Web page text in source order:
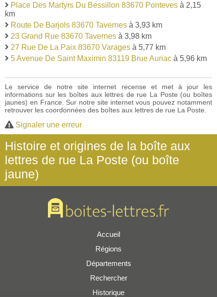
Place Des Martyrs Du Bessillon 83670 Ponteves à 2,15
km
Route De Barjols 83670 Tavernes à 3,93 km
23 Grand Rue 83670 Tavernes à 3,98 km
27 Rue De La Paix 83670 Varages à 5,77 km
5 Avenue De Saint Maximin 83119 Brue Auriac à 5,96 km
Le service de notre site internet recense et met à jour les
informations sur les boîtes aux lettres de rue La Poste (ou boîtes
jaunes) en France. Sur notre site internet vous pouvez notamment
retrouver les coordonnées des boîtes aux lettres de rue La Poste.
Signaler une erreur
Histoire et origines de la boîte aux
lettres de rue La Poste (ou boîte
jaune)
Accueil
Régions
Départements
Rechercher
Historique